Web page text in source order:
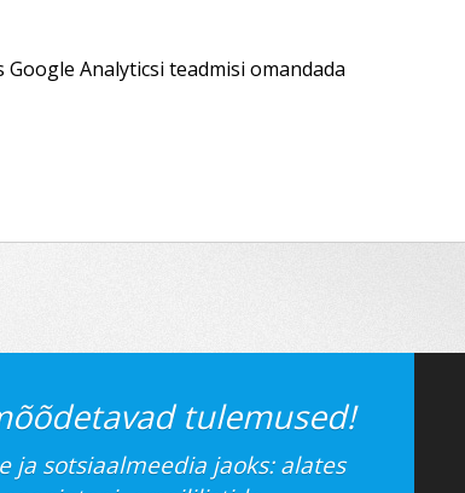
Analyticsi teadmisi omandada
tulemused!
sotsiaalmeedia jaoks: alates